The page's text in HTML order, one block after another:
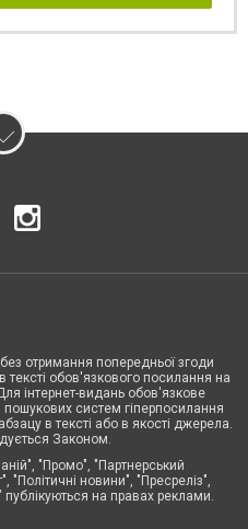
отримання попередньої згоди
обов'язкового посилання на
інтернет-видань обов'язкове
систем гіперпосилання
в тексті або в якості джерела.
Законом.
"Промо", "Партнерський
"Політичні новини", "Пресреліз",
публікуються на правах реклами.